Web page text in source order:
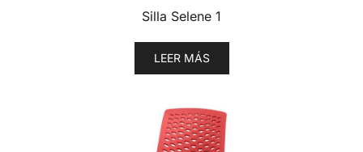
Silla Selene 1
LEER MÁS